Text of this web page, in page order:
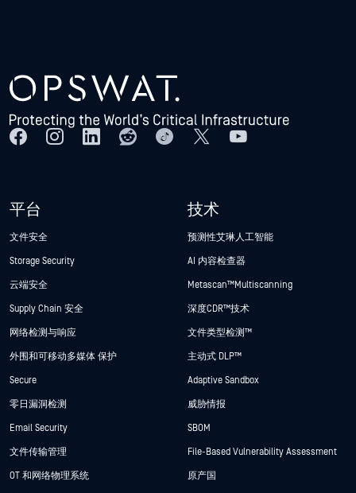
平台
文件安全
Storage Security
云端安全
Supply Chain 安全
网络检测与响应
外围和可移动多媒体 保护
Secure
零日漏洞检测
Email Security
文件传输管理
OT 和网络物理系统
技术
预测性艾琳人工智能
AI 内容检查器
Metascan™ Multiscanning
深度CDR™技术
文件类型检测™
主动式 DLP™
Adaptive Sandbox
威胁情报
SBOM
File-Based Vulnerability Assessment
原产国